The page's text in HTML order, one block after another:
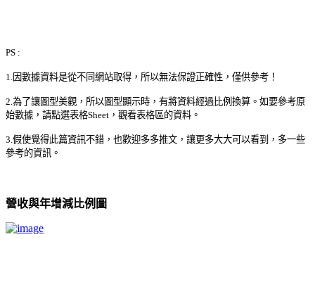
PS :
1.因數據資料是從不同網站取得，所以無法保證正確性，僅供參考！
2.為了讓圖型美觀，所以圖型顯示時，有將資料經過比例換算。如要參考原
始數據，請點選表格Sheet，觀看表格區的資料。
3.假使覺得此篇資訊不錯，也歡迎多多推文，讓更多大大可以看到，多一些
參考的資訊。
營收與年增減比例圖